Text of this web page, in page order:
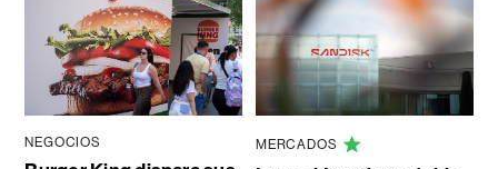
NEGOCIOS MERCADOS